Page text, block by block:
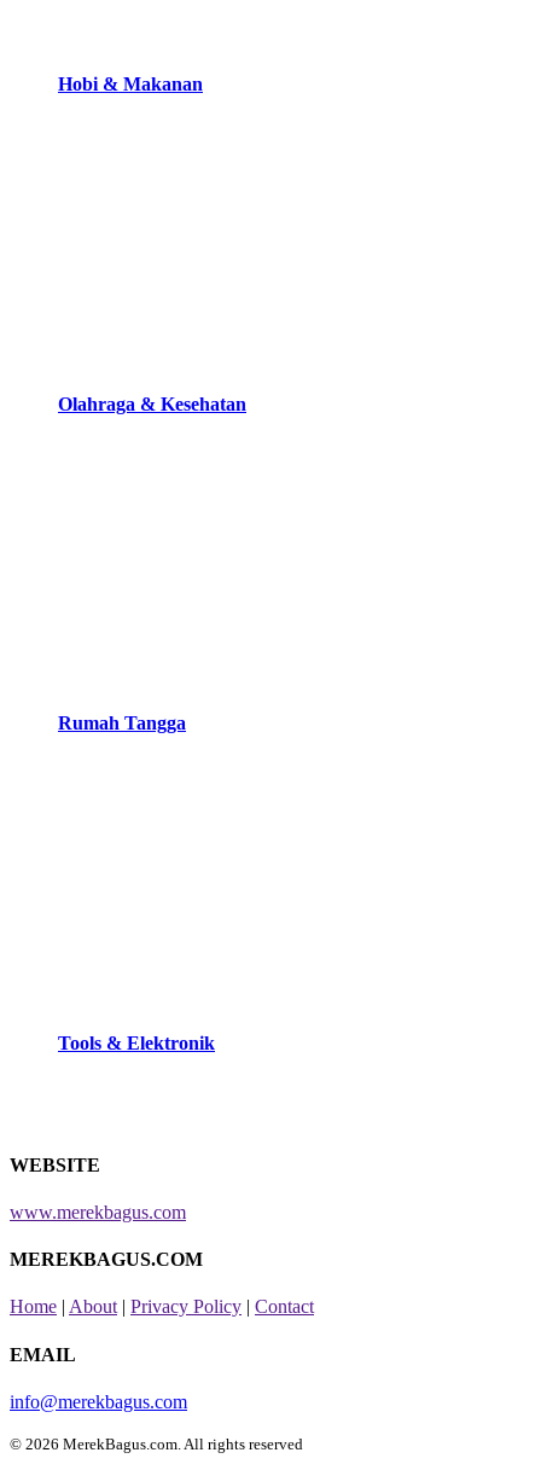
Hobi & Makanan
Olahraga & Kesehatan
Rumah Tangga
Tools & Elektronik
WEBSITE
www.merekbagus.com
MEREKBAGUS.COM
Home | About | Privacy Policy | Contact
EMAIL
info@merekbagus.com
© 2026 MerekBagus.com. All rights reserved